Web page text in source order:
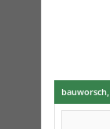
bauworsch,